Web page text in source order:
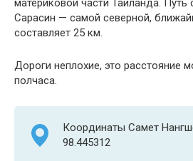
материковой части Таиланда.
Сарасин — самой северной,
составляет 25 км.
Дороги неплохие, это расстояние
полчаса.
Координаты Самет
98.445312